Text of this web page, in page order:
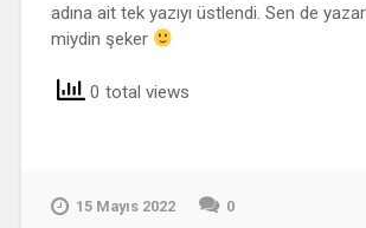
adına ait tek yazıyı üstlendi. Sen de
miydin şeker
0 total views
15 Mayıs 2022 0